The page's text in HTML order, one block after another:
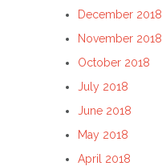
December 2018
November 2018
October 2018
July 2018
June 2018
May 2018
April 2018